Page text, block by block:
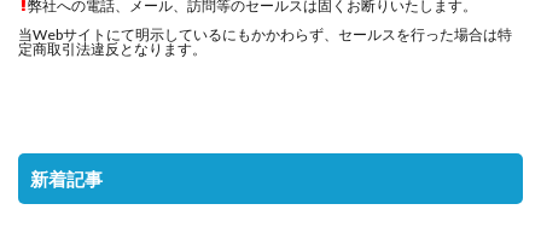
弊社への電話、メール、訪問等のセールスは固くお断りいたします。
当Webサイトにて明示しているにもかかわらず、セールスを行った場合は特
定商取引法違反となります。
新着記事